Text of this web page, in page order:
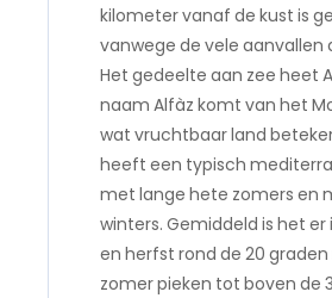
kilometer vanaf de kust is
vanwege de vele aanvallen
Het gedeelte aan zee heet
naam Alfàz komt van het
wat vruchtbaar land
heeft een typisch
met lange hete zomers en
winters. Gemiddeld is het er
en herfst rond de 20
zomer pieken tot boven de